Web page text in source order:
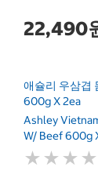
22,490
애슐리 우삼겹
600g X 2ea
Ashley
W/ Beef 600g
★ ★ ★ ★
★ ★ ★ ★